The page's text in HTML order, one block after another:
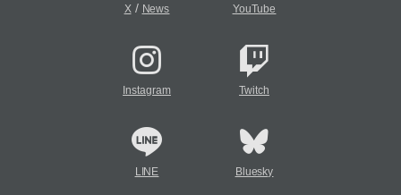
X/ News YouTube
Instagram Twitch
LINE Bluesky